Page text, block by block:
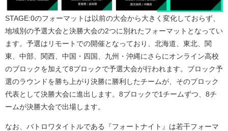
STAGE:0のフォーマットは以前の大会から大きく変化しておらず、
地域別の予選大会と決勝大会の2つに別れたフォーマットとなってい
ます。予選はリモートでの開催となっており、北海道、東北、関
東、中部、関西、中国・四国、九州・沖縄にさらにオンライン高校
のブロックを加えて8ブロックで予選大会が行われます。ブロック予
選のラウンドを勝ち上がり決勝に勝利したチームが、そのブロック
代表として決勝大会に進出します。8ブロックで1チームずつ、8チ
ームが決勝大会で出場します。
なお、バトロワタイトルである『フォートナイト』は若干フォーマ